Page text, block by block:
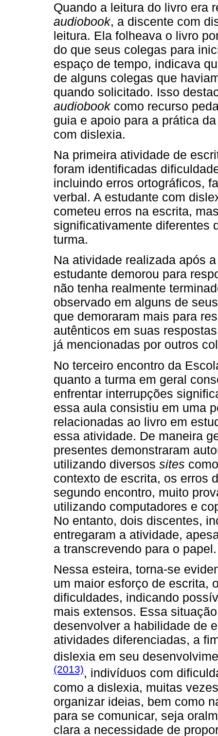
Quando a leitura do livro era
audiobook, a discente com
leitura. Ela folheava o livro
do que seus colegas para
espaço de tempo, indicava
de alguns colegas que
quando solicitado. Isso
audiobookcomo recurso
guia e apoio para a prática
com dislexia.
Na primeira atividade de
foram identificadas
incluindo erros ortográficos,
verbal. A estudante com
cometeu erros na escrita,
significativamente diferentes
turma.
Na atividade realizada após
estudante demorou para
não tenha realmente
observado em alguns de
que demoraram mais para
autênticos em suas
já mencionadas por outros
No terceiro encontro da
quanto a turma em geral
enfrentar interrupções
essa aula consistiu em uma
relacionadas ao livro em
essa atividade. De maneira
presentes demonstraram
utilizando diversos sites
contexto de escrita, os erros
segundo encontro, muito
utilizando computadores e
No entanto, dois discentes,
entregaram a atividade,
a transcrevendo para o papel.
Nessa esteira, torna-se
um maior esforço de escrita,
dificuldades, indicando
mais extensos. Essa
desenvolver a habilidade de
atividades diferenciadas, a
dislexia em seu
(2013), indivíduos com
como a dislexia, muitas
organizar ideias, bem como
para se comunicar, seja
clara a necessidade de